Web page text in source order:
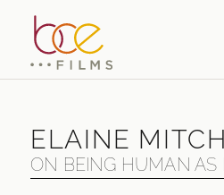
ELAINE
ON BEING HUMAN AS